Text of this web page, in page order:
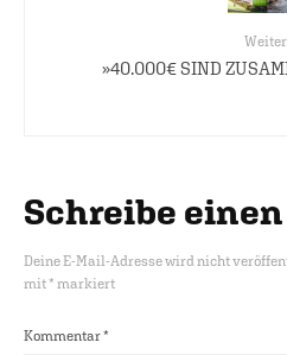
Weiter
»40.000€ SIND
Schreibe
Deine E-Mail-Adresse wird nicht
mit* markiert
Kommentar*